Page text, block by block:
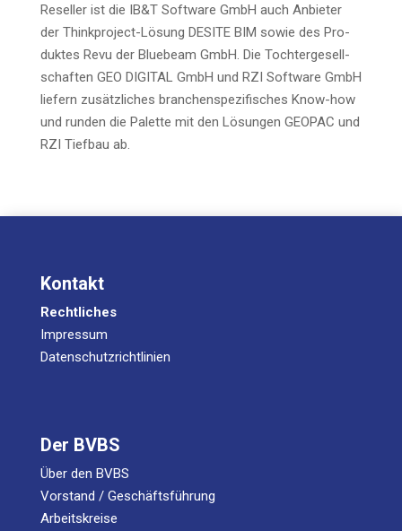
Resel­ler ist die IB&T Soft­ware GmbH auch Anbie­ter
der Think­pro­ject-Lösung DESITE BIM sowie des Pro­
duk­tes Revu der Bluebeam GmbH. Die Toch­ter­ge­sell­
schaf­ten GEO DIGITAL GmbH und RZI Soft­ware GmbH
lie­fern zusätz­li­ches bran­chen­spe­zi­fi­sches Know-how
und run­den die Palet­te mit den Lösun­gen GEOPAC und
RZI Tief­bau ab.
Kontakt
Rechtliches
Impressum
Datenschutzrichtlinien
Der BVBS
Über den BVBS
Vorstand / Geschäftsführung
Arbeitskreise